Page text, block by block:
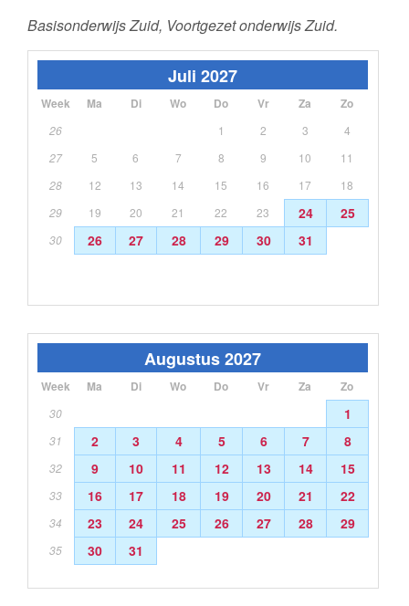
Basisonderwijs Zuid, Voortgezet onderwijs Zuid.
Juli 2027
Week Ma Di Wo Do Vr Za Zo
26 1 2 3
4
27
5 6 7 8 9 10
11
28
12 13 14 15 16 17
18
29
19 20 21 22 23 24 25
30 26 27 28 29 30 31
Augustus 2027
Week Ma Di Wo Do Vr Za Zo
30 1
31 2 3 4 5 6 7 8
32 9 10 11 12 13 14 15
33 16 17 18 19 20 21 22
34 23 24 25 26 27 28 29
35 30 31